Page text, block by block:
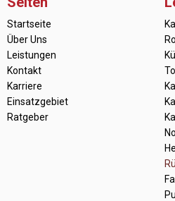
Startseite
Über Uns
Leistungen
Kontakt
Karriere
Einsatzgebiet
Ratgeber